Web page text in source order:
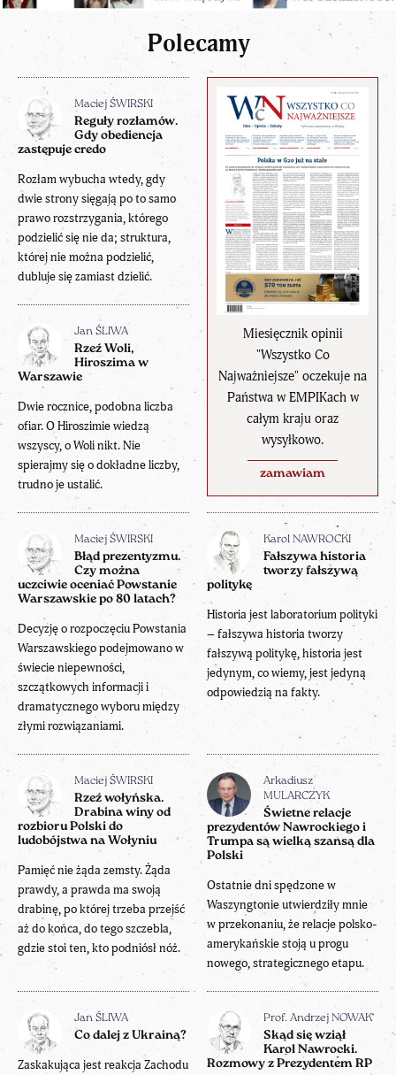
Polecamy
Miesięcznik opinii
"Wszystko Co
Najważniejsze" oczekuje na
Państwa w EMPIKach w
całym kraju oraz
wysyłkowo.
zamawiam
Maciej ŚWIRSKI
Reguły rozłamów.
Gdy obediencja
zastępuje credo
Rozłam wybucha wtedy, gdy
dwie strony sięgają po to samo
prawo rozstrzygania, którego
podzielić się nie da; struktura,
której nie można podzielić,
dubluje się zamiast dzielić.
Jan ŚLIWA
Rzeź Woli,
Hiroszima w
Warszawie
Dwie rocznice, podobna liczba
ofiar. O Hiroszimie wiedzą
wszyscy, o Woli nikt. Nie
spierajmy się o dokładne liczby,
trudno je ustalić.
Maciej ŚWIRSKI
Błąd prezentyzmu.
Czy można
uczciwie oceniać Powstanie
Warszawskie po 80 latach?
Decyzję o rozpoczęciu Powstania
Warszawskiego podejmowano w
świecie niepewności,
szczątkowych informacji i
dramatycznego wyboru między
złymi rozwiązaniami.
Karol NAWROCKI
Fałszywa historia
tworzy fałszywą
politykę
Historia jest laboratorium polityki
– fałszywa historia tworzy
fałszywą politykę, historia jest
jedynym, co wiemy, jest jedyną
odpowiedzią na fakty.
Maciej ŚWIRSKI
Rzeź wołyńska.
Drabina winy od
rozbioru Polski do
ludobójstwa na Wołyniu
Pamięć nie żąda zemsty. Żąda
prawdy, a prawda ma swoją
drabinę, po której trzeba przejść
aż do końca, do tego szczebla,
gdzie stoi ten, kto podniósł nóż.
Arkadiusz
MULARCZYK
Świetne relacje
prezydentów Nawrockiego i
Trumpa są wielką szansą dla
Polski
Ostatnie dni spędzone w
Waszyngtonie utwierdziły mnie
w przekonaniu, że relacje polsko-
amerykańskie stoją u progu
nowego, strategicznego etapu.
Jan ŚLIWA
Co dalej z Ukrainą?
Zaskakująca jest reakcja Zachodu
Prof. Andrzej NOWAK
Skąd się wziął
Karol Nawrocki.
Rozmowy z Prezydentem RP